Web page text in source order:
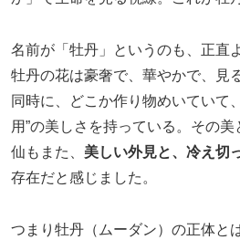
名前が「牡丹」というのも、正直
牡丹の花は豪奢で、華やかで、見
同時に、どこか作り物めいていて
用”の美しさを持っている。その
仙もまた、 美しい外見と、冷え切
存在だと感じました。
つまり牡丹（ムーダン）の正体とは